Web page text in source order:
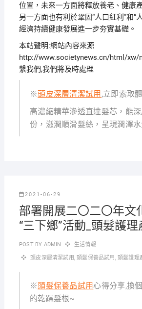
位置，未來一方面將釋放養老、健康
另一方面也有利於鞏固“人口紅利”和“
經濟持續健康發展進一步夯實基礎。
本站聲明:網站內容來源
http://www.societynews.cn/html/xw/
繫我們,我們將及時處理
※頭皮深層清潔試用 ,立即索取
高濃縮精華滲透直達髮芯，能
份，滋潤順滑髮絲，呈現潤澤水
2021-06-29
部署開展二〇二〇年文
“三下鄉”活動_頭髮護
POST BY ADMIN 生活情報
頭皮深層清潔試用,頭髮保養品試用 , 頭髮護理
※頭髮保養品試用 心得分享,換
的乾躁髮根~